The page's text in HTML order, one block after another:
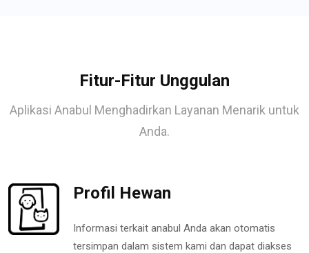
Fitur-Fitur Unggulan
Aplikasi Anabul Menghadirkan Layanan Menarik untuk
Anda.
Profil Hewan
Informasi terkait anabul Anda akan otomatis
tersimpan dalam sistem kami dan dapat diakses